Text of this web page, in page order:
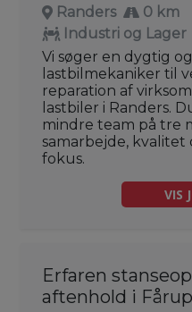
Randers
0 km
Industri og Lager
Vi søger en dygtig
lastbilmekaniker til
reparation af
lastbiler i Randers.
mindre team på tre
samarbejde, kvalitet
fokus.
VIS
Erfaren
aftenhold i Fårup